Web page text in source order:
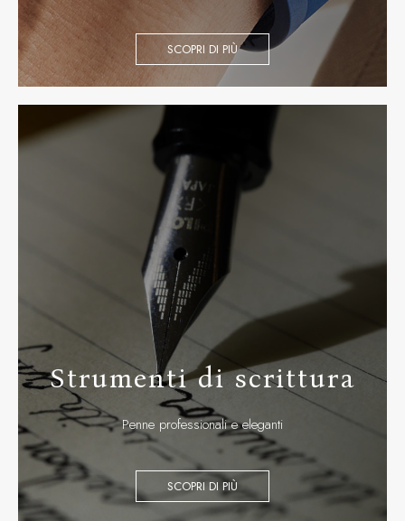
SCOPRI DI PIÙ
Strumenti di scrittura
Penne professionali e eleganti
SCOPRI DI PIÙ